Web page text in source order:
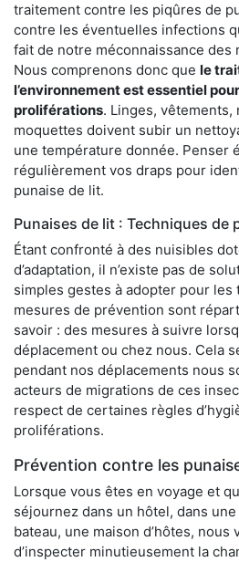
traitement contre les piqûres de
contre les éventuelles infections
fait de notre méconnaissance
Nous comprenons donc que le
l’environnement est essentiel
proliférations. Linges, vêtements,
moquettes doivent subir un
une température donnée. Penser
régulièrement vos draps pour
punaise de lit.
Punaises de lit : Techniques de
Étant confronté à des nuisibles
d’adaptation, il n’existe pas de
simples gestes à adopter pour les
mesures de prévention sont
savoir : des mesures à suivre
déplacement ou chez nous. Cela
pendant nos déplacements nous
acteurs de migrations de ces
respect de certaines règles
proliférations.
Prévention contre les
Lorsque vous êtes en voyage et
séjournez dans un hôtel, dans
bateau, une maison d’hôtes, nous
d’inspecter minutieusement la